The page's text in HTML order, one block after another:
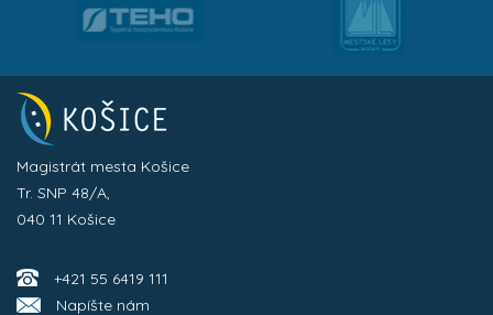
Magistrát mesta Košice
Tr. SNP 48/A,
040 11 Košice
+421 55 6419 111
Napíšte nám